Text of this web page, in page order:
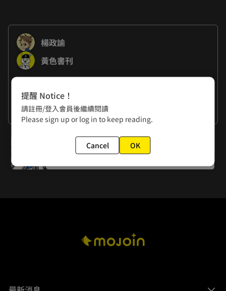
楊政諭
黃色書刊
楊政諭：夢到責編跟我說可以有薪休刊一週，笑到醒過來。
黃色書刊：現在都被兒子的上課鬧鐘聲嚇到醒過來。
看更多
提醒 Notice！
請註冊/登入會員後繼續閱讀
Please sign up or log in to keep reading.
Cancel OK